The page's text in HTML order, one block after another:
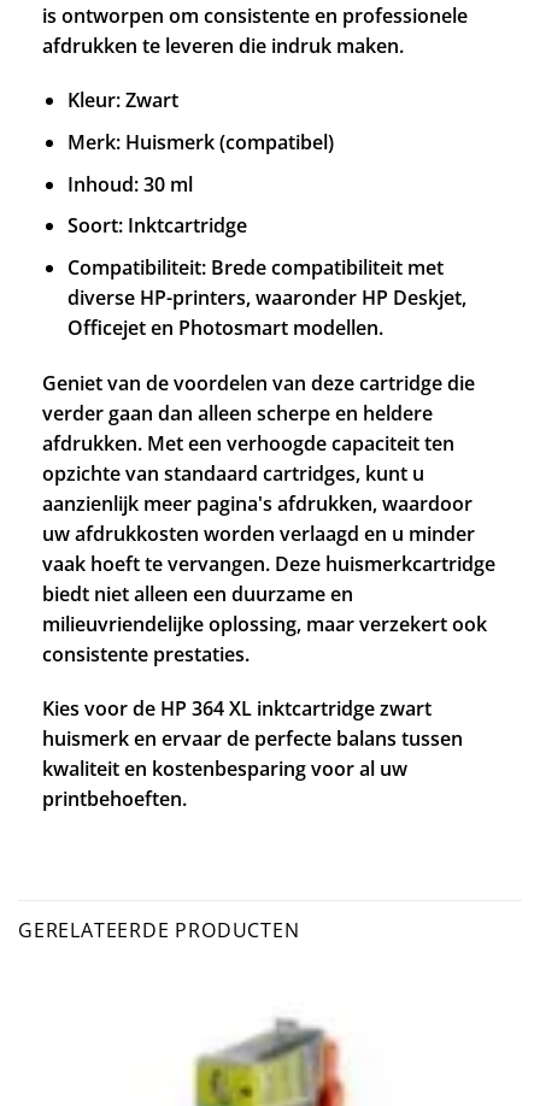
is ontworpen om consistente en professionele
afdrukken te leveren die indruk maken.
Kleur: Zwart
Merk: Huismerk (compatibel)
Inhoud: 30 ml
Soort: Inktcartridge
Compatibiliteit: Brede compatibiliteit met
diverse HP-printers, waaronder HP Deskjet,
Officejet en Photosmart modellen.
Geniet van de voordelen van deze cartridge die
verder gaan dan alleen scherpe en heldere
afdrukken. Met een verhoogde capaciteit ten
opzichte van standaard cartridges, kunt u
aanzienlijk meer pagina's afdrukken, waardoor
uw afdrukkosten worden verlaagd en u minder
vaak hoeft te vervangen. Deze huismerkcartridge
biedt niet alleen een duurzame en
milieuvriendelijke oplossing, maar verzekert ook
consistente prestaties.
Kies voor de HP 364 XL inktcartridge zwart
huismerk en ervaar de perfecte balans tussen
kwaliteit en kostenbesparing voor al uw
printbehoeften.
GERELATEERDE PRODUCTEN